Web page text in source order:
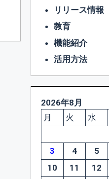
リリース情報
教育
機能紹介
活用方法
2026年8月
月
火 水
3
4 5
10
11 12